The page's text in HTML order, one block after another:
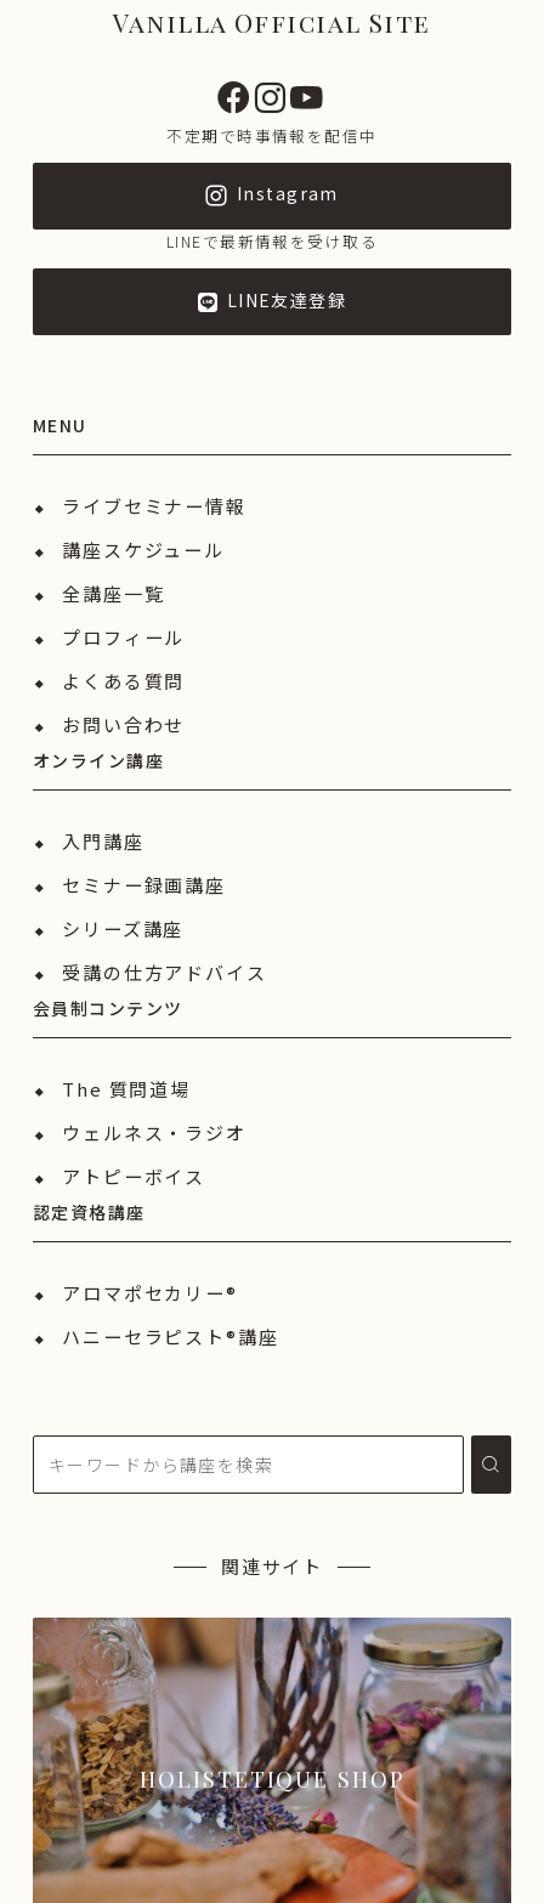
Vanilla Official Site
不定期で時事情報を配信中
Instagram
LINEで最新情報を受け取る
LINE友達登録
MENU
ライブセミナー情報
講座スケジュール
全講座一覧
プロフィール
よくある質問
お問い合わせ
オンライン講座
入門講座
セミナー録画講座
シリーズ講座
受講の仕方アドバイス
会員制コンテンツ
The 質問道場
ウェルネス・ラジオ
アトピーボイス
認定資格講座
アロマポセカリー®
ハニーセラピスト®︎講座
関連サイト
HOLISTETIQUE SHOP